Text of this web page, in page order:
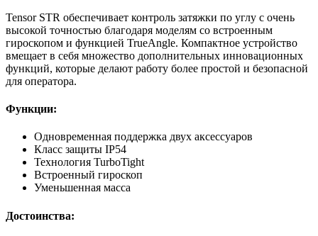
Tensor STR обеспечивает контроль затяжки по углу с очень
высокой точностью благодаря моделям со встроенным
гироскопом и функцией TrueAngle. Компактное устройство
вмещает в себя множество дополнительных инновационных
функций, которые делают работу более простой и безопасной
для оператора.
Функции:
Одновременная поддержка двух аксессуаров
Класс защиты IP54
Технология TurboTight
Встроенный гироскоп
Уменьшенная масса
Достоинства: